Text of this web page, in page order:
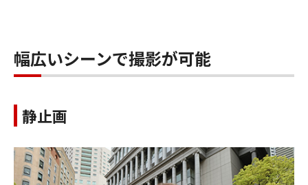
幅広いシーンで撮影が可能
静止画